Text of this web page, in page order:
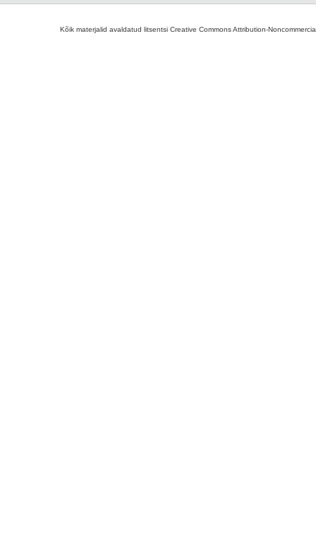
Kõik materjalid avaldatud litsentsi Creative Commons Attribution-